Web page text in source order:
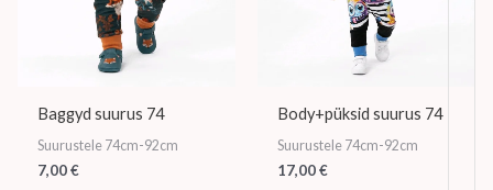
Baggyd suurus 74
Suurustele 74cm-92cm
7,00€
Body+püksid suurus 74
Suurustele 74cm-92cm
17,00€